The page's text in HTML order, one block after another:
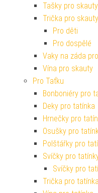
Tašky pro skauty
Trička pro skauty
Pro děti
Pro dospělé
Vaky na záda
Vína pro skauty
Pro Taťku
Bonboniéry pro
Deky pro tatínka
Hrnečky pro
Osušky pro
Polštářky pro
Svíčky pro
Svíčky pro
Trička pro tatínka